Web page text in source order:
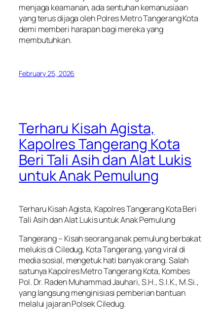
menjaga keamanan, ada sentuhan kemanusiaan
yang terus dijaga oleh Polres Metro Tangerang Kota
demi memberi harapan bagi mereka yang
membutuhkan.
February 25, 2026
Terharu Kisah Agista,
Kapolres Tangerang Kota
Beri Tali Asih dan Alat Lukis
untuk Anak Pemulung
Terharu Kisah Agista, Kapolres Tangerang Kota Beri
Tali Asih dan Alat Lukis untuk Anak Pemulung
Tangerang – Kisah seorang anak pemulung berbakat
melukis di Ciledug, Kota Tangerang, yang viral di
media sosial, mengetuk hati banyak orang. Salah
satunya Kapolres Metro Tangerang Kota, Kombes
Pol. Dr. Raden Muhammad Jauhari, S.H., S.I.K., M.Si.,
yang langsung menginisiasi pemberian bantuan
melalui jajaran Polsek Ciledug.